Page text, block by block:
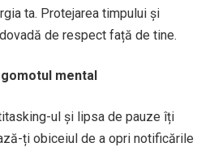
ta. Protejarea timpului și
de respect față de tine.
mental
ul și lipsa de pauze îți
ți obiceiul de a opri notificările